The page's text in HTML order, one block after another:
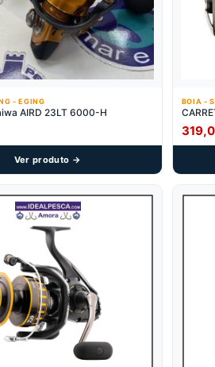
- EGING
AIRD 23LT 6000-H
Ver produto →
BOIA -